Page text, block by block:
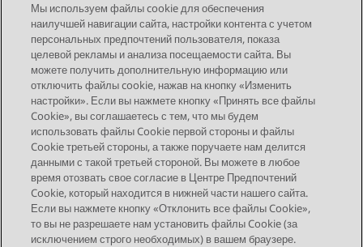
STAY CONNECTED
Мы используем файлы cookie для обеспечения
наилучшей навигации сайта, настройки контента с учетом
персональных предпочтений пользователя, показа
целевой рекламы и анализа посещаемости сайта. Вы
можете получить дополнительную информацию или
отключить файлы cookie, нажав на кнопку «Изменить
настройки». Если вы нажмете кнопку «Принять все файлы
Cookie», вы соглашаетесь с тем, что мы будем
использовать файлы Cookie первой стороны и файлы
Cookie третьей стороны, а также поручаете нам делится
данными с такой третьей стороной. Вы можете в любое
время отозвать свое согласие в Центре Предпочтений
Cookie, который находится в нижней части нашего сайта.
Если вы нажмете кнопку «Отклонить все файлы Cookie»,
то вы не разрешаете нам установить файлы Cookie (за
исключением строго необходимых) в вашем браузере.